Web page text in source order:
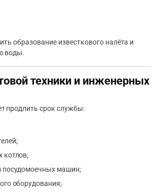
образование известкового налёта и
воды.
техники и инженерных
продлить срок службы:
котлов;
посудомоечных машин;
оборудования;